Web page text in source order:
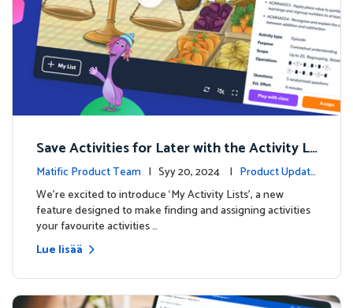
Save Activities for Later with the Activity Li
sts Feature
Matific Product Team | Syy 20, 2024 | Product Update
s
We're excited to introduce ‘My Activity Lists’, a new
feature designed to make finding and assigning activities
your favourite activities …
Lue lisää